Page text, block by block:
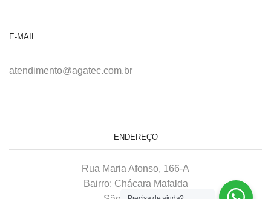
E-MAIL
atendimento@agatec.com.br
ENDEREÇO
Rua Maria Afonso, 166-A
Bairro: Chácara Mafalda